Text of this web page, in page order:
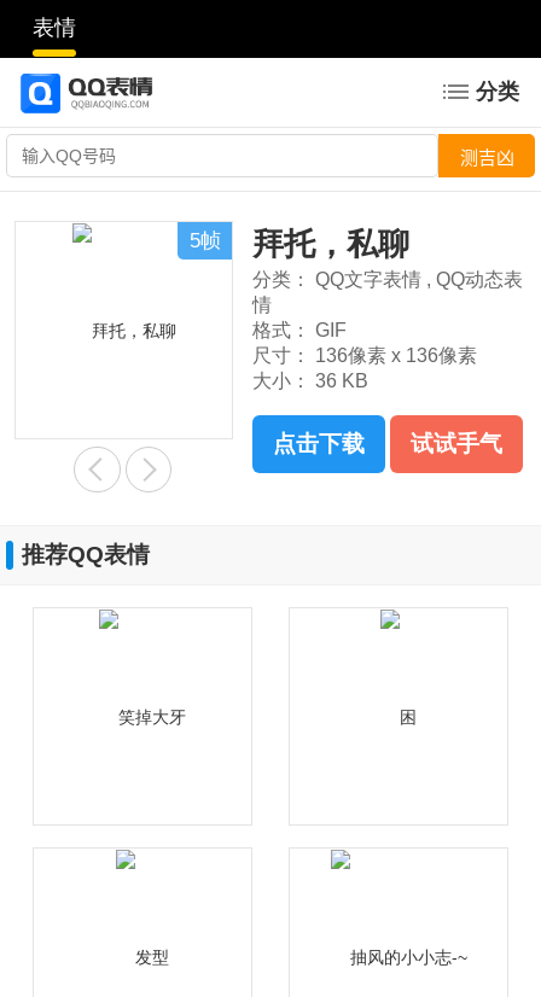
表情
分类
5帧 拜托，私聊
分类： QQ文字表情 , QQ动态表
情
格式：
GIF
尺寸：
136像素 x 136像素
大小：
36 KB
点击下载 试试手气
推荐QQ表情